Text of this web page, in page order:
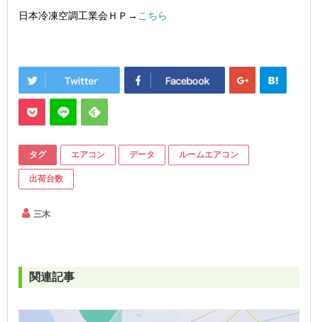
日本冷凍空調工業会ＨＰ→ こちら
タグ エアコン データ ルームエアコン
出荷台数
三木
関連記事